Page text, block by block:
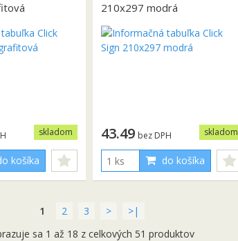
skladom
košíka
210x297 modrá
skladom
43.49 bez DPH
do košíka
1 2 3 >
>|
sa 1 až 18 z celkových 51 produktov